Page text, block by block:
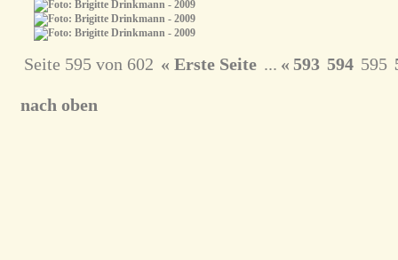
Seite 595 von 602 « Erste Seite ... « 593 594 595
nach oben